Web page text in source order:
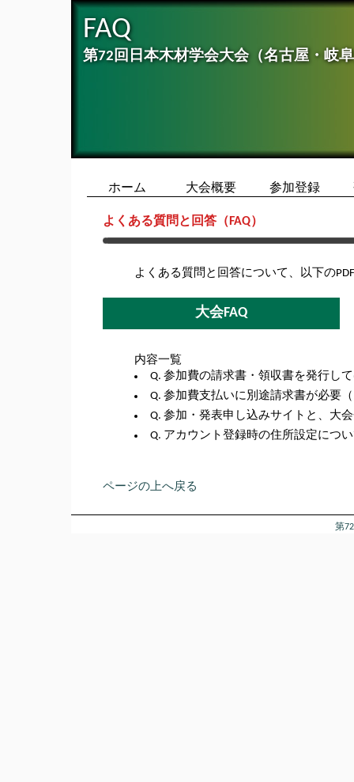
FAQ
第72回日本木材学会大会（名古屋・岐
ホーム 大会概要 参加登録
よくある質問と回答（FAQ）
よくある質問と回答について、以下の
大会FAQ
内容一覧
Q. 参加費の請求書・領収書を発行し
Q. 参加費支払いに別途請求書が必要
Q. 参加・発表申し込みサイトと、大
Q. アカウント登録時の住所設定につ
ページの上へ戻る
第